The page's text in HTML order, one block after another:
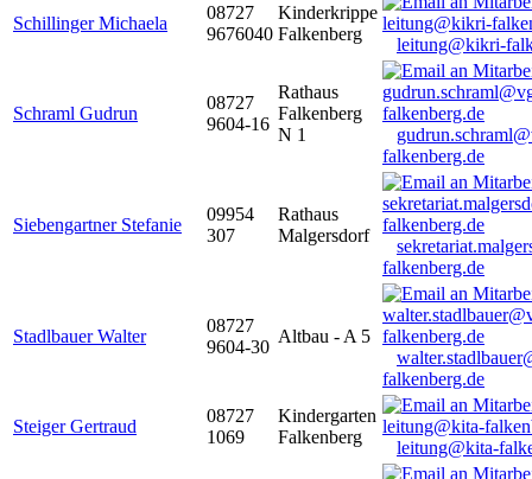
Schillinger Michaela
08727
9676040
Kinderkrippe
Falkenberg
leitung@kikri-
Schraml Gudrun
08727
9604-16
Rathaus
Falkenberg
N 1
falkenberg.de
Siebengartner Stefanie
09954
307
Rathaus
Malgersdorf
falkenberg.de
Stadlbauer Walter
08727
9604-30
Altbau - A 5
falkenberg.de
Steiger Gertraud
08727
1069
Kindergarten
Falkenberg
leitung@kita-